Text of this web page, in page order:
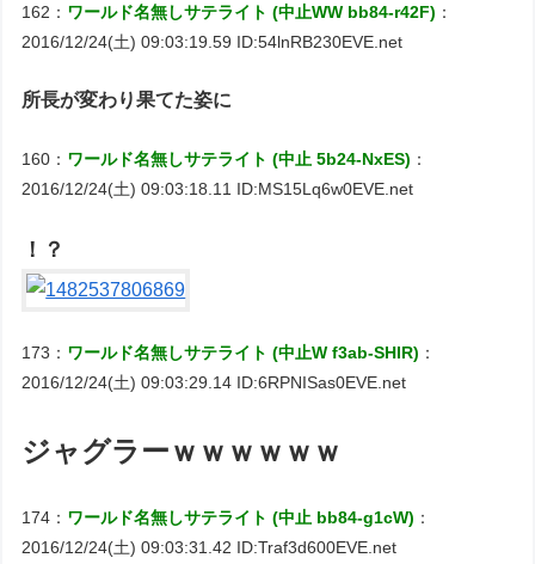
162： ワールド名無しサテライト (中止WW bb84-r42F) ：
2016/12/24(土) 09:03:19.59 ID:54lnRB230EVE.net
所長が変わり果てた姿に
160： ワールド名無しサテライト (中止 5b24-NxES) ：
2016/12/24(土) 09:03:18.11 ID:MS15Lq6w0EVE.net
！？
173： ワールド名無しサテライト (中止W f3ab-SHIR) ：
2016/12/24(土) 09:03:29.14 ID:6RPNISas0EVE.net
ジャグラーｗｗｗｗｗｗ
174： ワールド名無しサテライト (中止 bb84-g1cW) ：
2016/12/24(土) 09:03:31.42 ID:Traf3d600EVE.net